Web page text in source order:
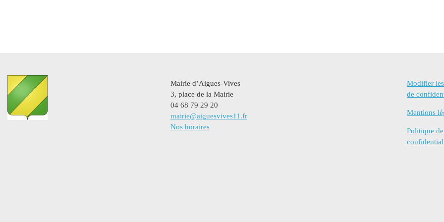
Mairie d’Aigues-Vives
3, place de la Mairie
04 68 79 29 20
mairie@aiguesvives11.fr
Nos horaires
Modifier
de
Mentions
Politique de